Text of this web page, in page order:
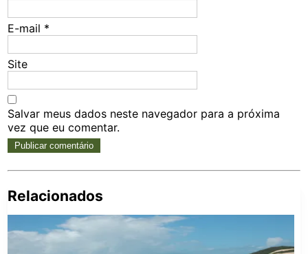
E-mail *
Site
Salvar meus dados neste navegador para a próxima
vez que eu comentar.
Relacionados